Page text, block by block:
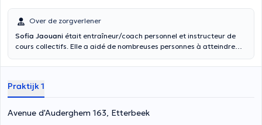
Over de zorgverlener
Sofia Jaouani était entraîneur/coach personnel et instructeur de
cours collectifs. Elle a aidé de nombreuses personnes à atteindre
sur le corps humain et son fonctionnement. Par conséquent, elle est
Langues: Français, Anglais, Néerlandais
Praktijk 1
Avenue d'Auderghem 163, Etterbeek